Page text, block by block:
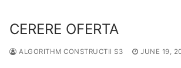
CERERE OFERTA
ALGORITHM CONSTRUCTII S3 JUNE 19,